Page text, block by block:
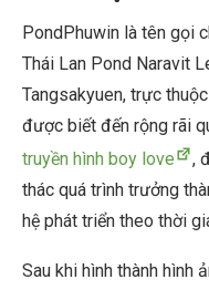
PondPhuwin là tên gọi
Thái Lan Pond Naravit
Tangsakyuen, trực
được biết đến rộng rãi
truyền hình boy love
,
thác quá trình trưởng
hệ phát triển theo thời
Sau khi hình thành hình